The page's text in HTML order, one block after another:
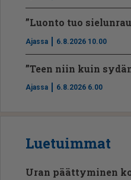
”Luonto tuo
Ajassa 6.8.2026 10.00
”Teen niin kuin
Ajassa 6.8.2026 6.00
Luetuimmat
Uran päättyminen